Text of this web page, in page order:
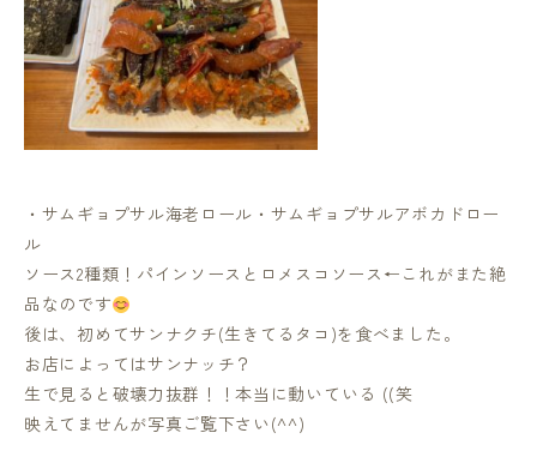
・サムギョプサル海老ロール・サムギョプサルアボカドロー
ル
ソース2種類！パインソースとロメスコソース←これがまた絶
品なのです
後は、初めてサンナクチ(生きてるタコ)を食べました。
お店によってはサンナッチ？
生で見ると破壊力抜群！！本当に動いている ((笑
映えてませんが写真ご覧下さい(^^)